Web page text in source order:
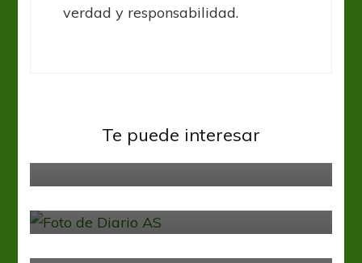
verdad y responsabilidad.
Te puede interesar
Sin categoría
Estos son los 23 de Dinamarca
Sin categoría